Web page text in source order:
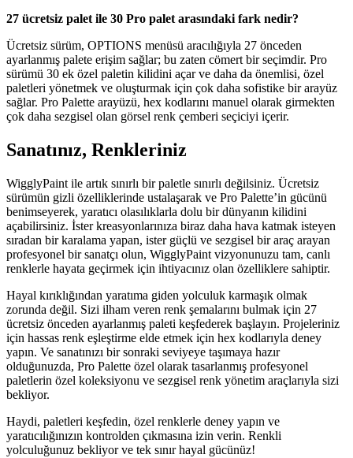
27 ücretsiz palet ile 30 Pro palet arasındaki fark nedir?
Ücretsiz sürüm, OPTIONS menüsü aracılığıyla 27 önceden
ayarlanmış palete erişim sağlar; bu zaten cömert bir seçimdir. Pro
sürümü 30 ek özel paletin kilidini açar ve daha da önemlisi, özel
paletleri yönetmek ve oluşturmak için çok daha sofistike bir arayüz
sağlar. Pro Palette arayüzü, hex kodlarını manuel olarak girmekten
çok daha sezgisel olan görsel renk çemberi seçiciyi içerir.
Sanatınız, Renkleriniz
WigglyPaint ile artık sınırlı bir paletle sınırlı değilsiniz. Ücretsiz
sürümün gizli özelliklerinde ustalaşarak ve Pro Palette’in gücünü
benimseyerek, yaratıcı olasılıklarla dolu bir dünyanın kilidini
açabilirsiniz. İster kreasyonlarınıza biraz daha hava katmak isteyen
sıradan bir karalama yapan, ister güçlü ve sezgisel bir araç arayan
profesyonel bir sanatçı olun, WigglyPaint vizyonunuzu tam, canlı
renklerle hayata geçirmek için ihtiyacınız olan özelliklere sahiptir.
Hayal kırıklığından yaratıma giden yolculuk karmaşık olmak
zorunda değil. Sizi ilham veren renk şemalarını bulmak için 27
ücretsiz önceden ayarlanmış paleti keşfederek başlayın. Projeleriniz
için hassas renk eşleştirme elde etmek için hex kodlarıyla deney
yapın. Ve sanatınızı bir sonraki seviyeye taşımaya hazır
olduğunuzda, Pro Palette özel olarak tasarlanmış profesyonel
paletlerin özel koleksiyonu ve sezgisel renk yönetim araçlarıyla sizi
bekliyor.
Haydi, paletleri keşfedin, özel renklerle deney yapın ve
yaratıcılığınızın kontrolden çıkmasına izin verin. Renkli
yolculuğunuz bekliyor ve tek sınır hayal gücünüz!